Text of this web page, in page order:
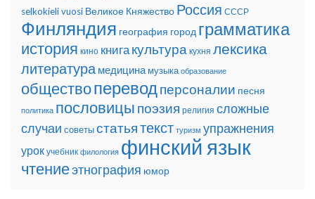
selkokielivuosi Великое Княжество Россия СССР
Финляндия география город грамматика
история кино книгакультура кухня лексика
литература медицина музыка образование
обществопереводперсоналии песня
политика пословицы поэзия религия сложные
случаи советыстатьятекст туризм упражнения
урок учебник филология финский язык
чтениеэтнография юмор